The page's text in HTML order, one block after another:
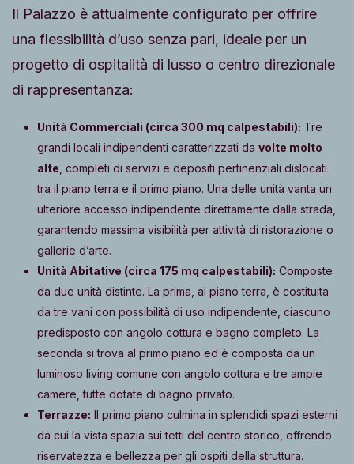
Il Palazzo è attualmente configurato per offrire
una flessibilità d’uso senza pari, ideale per un
progetto di ospitalità di lusso o centro direzionale
di rappresentanza:
Unità Commerciali (circa 300 mq calpestabili): Tre
grandi locali indipendenti caratterizzati da volte molto
alte , completi di servizi e depositi pertinenziali dislocati
tra il piano terra e il primo piano. Una delle unità vanta un
ulteriore accesso indipendente direttamente dalla strada,
garantendo massima visibilità per attività di ristorazione o
gallerie d’arte.
Unità Abitative (circa 175 mq calpestabili): Composte
da due unità distinte. La prima, al piano terra, è costituita
da tre vani con possibilità di uso indipendente, ciascuno
predisposto con angolo cottura e bagno completo. La
seconda si trova al primo piano ed è composta da un
luminoso living comune con angolo cottura e tre ampie
camere, tutte dotate di bagno privato.
Terrazze: Il primo piano culmina in splendidi spazi esterni
da cui la vista spazia sui tetti del centro storico, offrendo
riservatezza e bellezza per gli ospiti della struttura.